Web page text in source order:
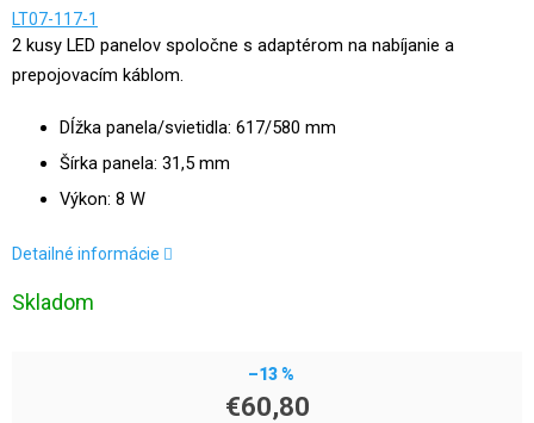
LT07-117-1
2 kusy LED panelov spoločne s adaptérom na nabíjanie a
prepojovacím káblom.
Dĺžka panela/svietidla: 617/580 mm
Šírka panela: 31,5 mm
Výkon: 8 W
Detailné informácie
Skladom
–13 %
€60,80